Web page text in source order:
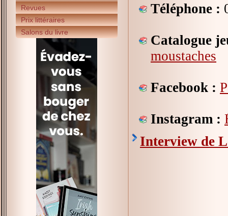
Revues
Prix littéraires
Salons du livre
Téléphone :
Catalogue
moustaches
Facebook :
Instagram :
Interview de